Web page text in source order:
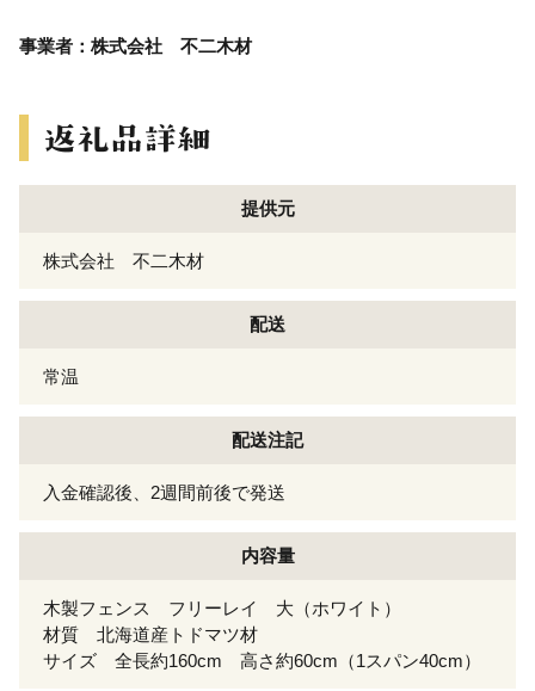
事業者：株式会社 不二木材
提供元
株式会社 不二木材
配送
常温
配送注記
入金確認後、2週間前後で発送
内容量
木製フェンス フリーレイ 大（ホワイト）
材質 北海道産トドマツ材
サイズ 全長約160cm 高さ約60cm（1スパン40cm）